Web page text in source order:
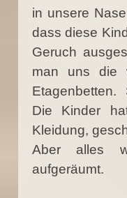
in unsere
dass diese
Geruch
man uns die
Die Kinder
Kleidung,
Aber alles
aufgeräumt.